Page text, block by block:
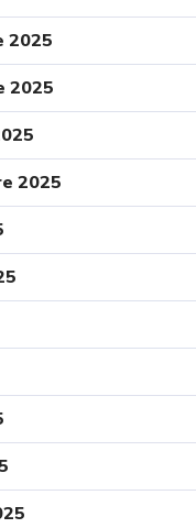
2025
2025
2025